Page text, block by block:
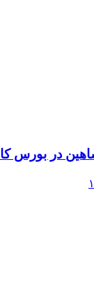
در بورس کالا